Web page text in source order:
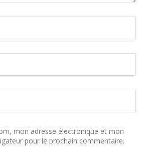
mon adresse électronique et mon
pour le prochain commentaire.